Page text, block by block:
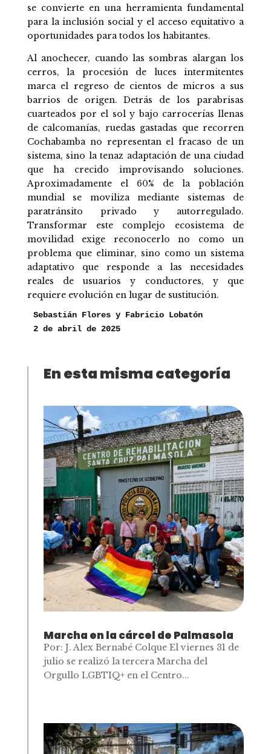
se convierte en una herramienta fundamental
para la inclusión social y el acceso equitativo a
oportunidades para todos los habitantes.
Al anochecer, cuando las sombras alargan los
cerros, la procesión de luces intermitentes
marca el regreso de cientos de micros a sus
barrios de origen. Detrás de los parabrisas
cuarteados por el sol y bajo carrocerías llenas
de calcomanías, ruedas gastadas que recorren
Cochabamba no representan el fracaso de un
sistema, sino la tenaz adaptación de una ciudad
que ha crecido improvisando soluciones.
Aproximadamente el 60% de la población
mundial se moviliza mediante sistemas de
paratránsito privado y autorregulado.
Transformar este complejo ecosistema de
movilidad exige reconocerlo no como un
problema que eliminar, sino como un sistema
adaptativo que responde a las necesidades
reales de usuarios y conductores, y que
requiere evolución en lugar de sustitución.
Sebastián Flores y Fabricio Lobatón
2 de abril de 2025
En esta misma categoría
Marcha en la cárcel de Palmasola
Por: J. Alex Bernabé Colque El viernes 31 de
julio se realizó la tercera Marcha del
Orgullo LGBTIQ+ en el Centro...